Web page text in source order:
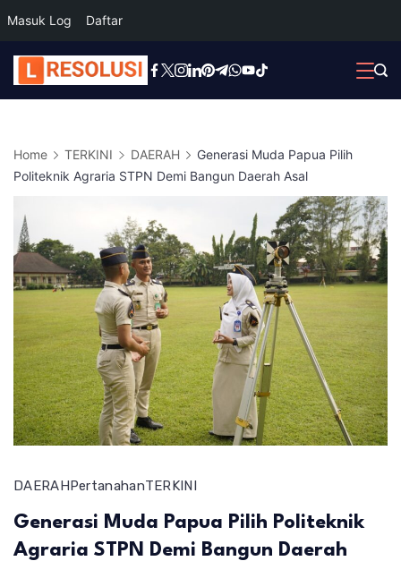
Masuk Log Daftar
Skip
to
Home TERKINI DAERAH
Generasi Muda Papua Pilih
Politeknik Agraria STPN Demi Bangun Daerah Asal
DAERAHPertanahanTERKINI
Generasi Muda Papua Pilih Politeknik
Agraria STPN Demi Bangun Daerah